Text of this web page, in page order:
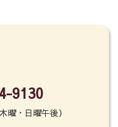
9130
曜・日曜午後）